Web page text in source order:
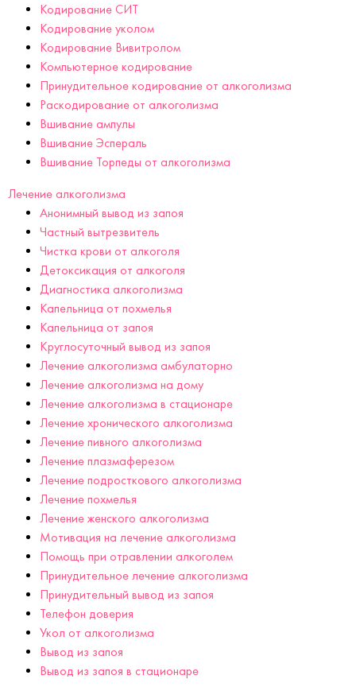
Кодирование СИТ
Кодирование уколом
Кодирование Вивитролом
Компьютерное кодирование
Принудительное кодирование от алкоголизма
Раскодирование от алкоголизма
Вшивание ампулы
Вшивание Эспераль
Вшивание Торпеды от алкоголизма
Лечение алкоголизма
Анонимный вывод из запоя
Частный вытрезвитель
Чистка крови от алкоголя
Детоксикация от алкоголя
Диагностика алкоголизма
Капельница от похмелья
Капельница от запоя
Круглосуточный вывод из запоя
Лечение алкоголизма амбулаторно
Лечение алкоголизма на дому
Лечение алкоголизма в стационаре
Лечение хронического алкоголизма
Лечение пивного алкоголизма
Лечение плазмаферезом
Лечение подросткового алкоголизма
Лечение похмелья
Лечение женского алкоголизма
Мотивация на лечение алкоголизма
Помощь при отравлении алкоголем
Принудительное лечение алкоголизма
Принудительный вывод из запоя
Телефон доверия
Укол от алкоголизма
Вывод из запоя
Вывод из запоя в стационаре